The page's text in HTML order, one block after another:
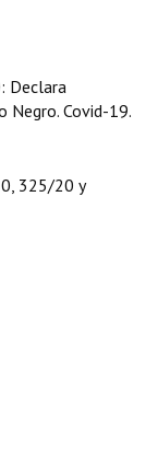
Declara
Negro. Covid-19.
325/20 y